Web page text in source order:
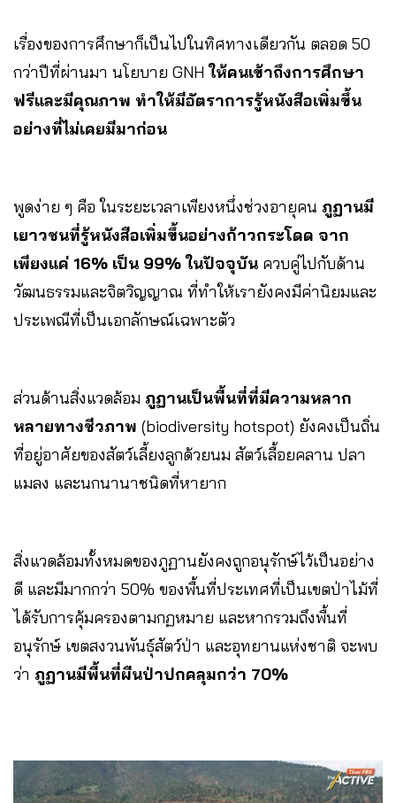
เรื่องของการศึกษาก็เป็นไปในทิศทางเดียวกัน ตลอด 50
กว่าปีที่ผ่านมา นโยบาย GNHให้คนเข้าถึงการศึกษา
ฟรีและมีคุณภาพ ทำให้มีอัตราการรู้หนังสือเพิ่มขึ้น
อย่างที่ไม่เคยมีมาก่อน
พูดง่าย ๆ คือ ในระยะเวลาเพียงหนึ่งช่วงอายุคน ภูฏานมี
เยาวชนที่รู้หนังสือเพิ่มขึ้นอย่างก้าวกระโดด จาก
เพียงแค่ 16% เป็น 99% ในปัจจุบัน ควบคู่ไปกับด้าน
วัฒนธรรมและจิตวิญญาณ ที่ทำให้เรายังคงมีค่านิยมและ
ประเพณีที่เป็นเอกลักษณ์เฉพาะตัว
ส่วนด้านสิ่งแวดล้อม ภูฏานเป็นพื้นที่ที่มีความหลาก
หลายทางชีวภาพ (biodiversity hotspot) ยังคงเป็นถิ่น
ที่อยู่อาศัยของสัตว์เลี้ยงลูกด้วยนม สัตว์เลื้อยคลาน ปลา
แมลง และนกนานาชนิดที่หายาก
สิ่งแวดล้อมทั้งหมดของภูฏานยังคงถูกอนุรักษ์ไว้เป็นอย่าง
ดี และมีมากกว่า 50% ของพื้นที่ประเทศที่เป็นเขตป่าไม้ที่
ได้รับการคุ้มครองตามกฏหมาย และหากรวมถึงพื้นที่
อนุรักษ์ เขตสงวนพันธ์ุสัตว์ป่า และอุทยานแห่งชาติ จะพบ
ว่า ภูฏานมีพื้นที่ผืนป่าปกคลุมกว่า 70%